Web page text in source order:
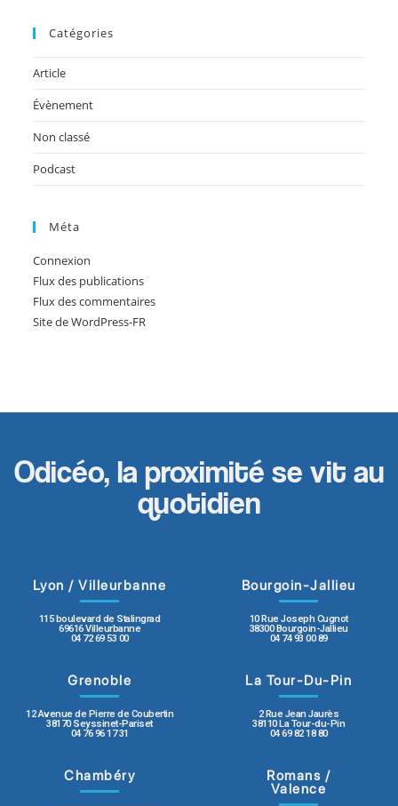
Catégories
Article
Évènement
Non classé
Podcast
Méta
Connexion
Flux des publications
Flux des commentaires
Site de WordPress-FR
Odicéo, la proximité se vit au
quotidien
Lyon / Villeurbanne
115 boulevard de Stalingrad
69616 Villeurbanne
04 72 69 53 00
Bourgoin-Jallieu
10 Rue Joseph Cugnot
38300 Bourgoin-Jallieu
04 74 93 00 89
Grenoble
12 Avenue de Pierre de Coubertin
38170 Seyssinet-Pariset
04 76 96 17 31
La Tour-Du-Pin
2 Rue Jean Jaurès
38110 La Tour-du-Pin
04 69 82 18 80
Chambéry Romans /
Valence